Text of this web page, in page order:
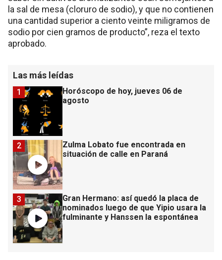
la sal de mesa (cloruro de sodio), y que no contienen
una cantidad superior a ciento veinte miligramos de
sodio por cien gramos de producto”, reza el texto
aprobado.
Las más leídas
Horóscopo de hoy, jueves 06 de
agosto
1
Zulma Lobato fue encontrada en
situación de calle en Paraná
2
Gran Hermano: así quedó la placa de
nominados luego de que Yipio usara la
fulminante y Hanssen la espontánea
3